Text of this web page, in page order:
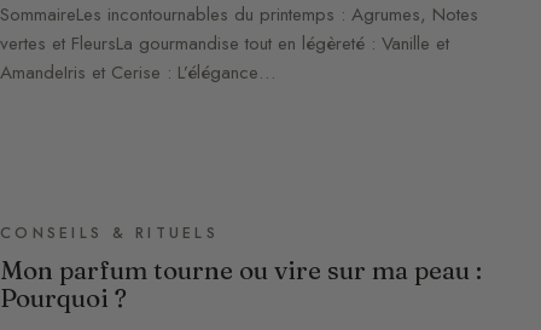
SommaireLes incontournables du printemps : Agrumes, Notes
vertes et FleursLa gourmandise tout en légèreté : Vanille et
AmandeIris et Cerise : L’élégance…
CONSEILS & RITUELS
Mon parfum tourne ou vire sur ma peau :
Pourquoi ?